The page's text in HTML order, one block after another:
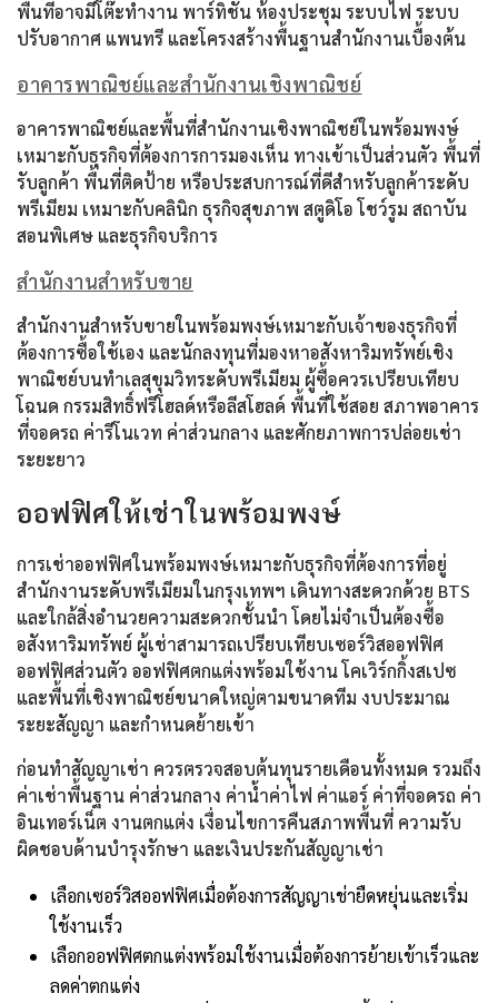
พื้นที่อาจมีโต๊ะทำงาน พาร์ทิชัน ห้องประชุม ระบบไฟ ระบบ
ปรับอากาศ แพนทรี และโครงสร้างพื้นฐานสำนักงานเบื้องต้น
อาคารพาณิชย์และสำนักงานเชิงพาณิชย์
อาคารพาณิชย์และพื้นที่สำนักงานเชิงพาณิชย์ในพร้อมพงษ์
เหมาะกับธุรกิจที่ต้องการการมองเห็น ทางเข้าเป็นส่วนตัว พื้นที่
รับลูกค้า พื้นที่ติดป้าย หรือประสบการณ์ที่ดีสำหรับลูกค้าระดับ
พรีเมียม เหมาะกับคลินิก ธุรกิจสุขภาพ สตูดิโอ โชว์รูม สถาบัน
สอนพิเศษ และธุรกิจบริการ
สำนักงานสำหรับขาย
สำนักงานสำหรับขายในพร้อมพงษ์เหมาะกับเจ้าของธุรกิจที่
ต้องการซื้อใช้เอง และนักลงทุนที่มองหาอสังหาริมทรัพย์เชิง
พาณิชย์บนทำเลสุขุมวิทระดับพรีเมียม ผู้ซื้อควรเปรียบเทียบ
โฉนด กรรมสิทธิ์ฟรีโฮลด์หรือลีสโฮลด์ พื้นที่ใช้สอย สภาพอาคาร
ที่จอดรถ ค่ารีโนเวท ค่าส่วนกลาง และศักยภาพการปล่อยเช่า
ระยะยาว
ออฟฟิศให้เช่าในพร้อมพงษ์
การเช่าออฟฟิศในพร้อมพงษ์เหมาะกับธุรกิจที่ต้องการที่อยู่
สำนักงานระดับพรีเมียมในกรุงเทพฯ เดินทางสะดวกด้วย BTS
และใกล้สิ่งอำนวยความสะดวกชั้นนำ โดยไม่จำเป็นต้องซื้อ
อสังหาริมทรัพย์ ผู้เช่าสามารถเปรียบเทียบเซอร์วิสออฟฟิศ
ออฟฟิศส่วนตัว ออฟฟิศตกแต่งพร้อมใช้งาน โคเวิร์กกิ้งสเปซ
และพื้นที่เชิงพาณิชย์ขนาดใหญ่ตามขนาดทีม งบประมาณ
ระยะสัญญา และกำหนดย้ายเข้า
ก่อนทำสัญญาเช่า ควรตรวจสอบต้นทุนรายเดือนทั้งหมด รวมถึง
ค่าเช่าพื้นฐาน ค่าส่วนกลาง ค่าน้ำค่าไฟ ค่าแอร์ ค่าที่จอดรถ ค่า
อินเทอร์เน็ต งานตกแต่ง เงื่อนไขการคืนสภาพพื้นที่ ความรับ
ผิดชอบด้านบำรุงรักษา และเงินประกันสัญญาเช่า
เลือกเซอร์วิสออฟฟิศเมื่อต้องการสัญญาเช่ายืดหยุ่นและเริ่ม
ใช้งานเร็ว
เลือกออฟฟิศตกแต่งพร้อมใช้งานเมื่อต้องการย้ายเข้าเร็วและ
ลดค่าตกแต่ง